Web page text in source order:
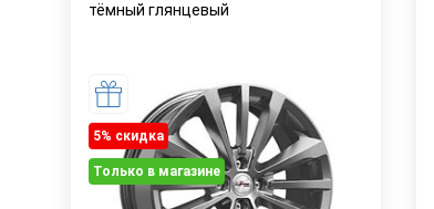
тёмный глянцевый
5% cкидка
Только в магазине